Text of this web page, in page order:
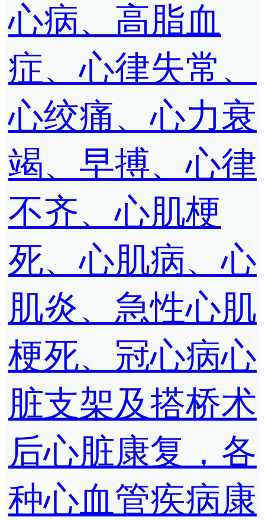
心病、高脂血
症、心律失常、
心绞痛、心力衰
竭、早搏、心律
不齐、心肌梗
死、心肌病、心
肌炎、急性心肌
梗死、冠心病心
脏支架及搭桥术
后心脏康复，各
种心血管疾病康